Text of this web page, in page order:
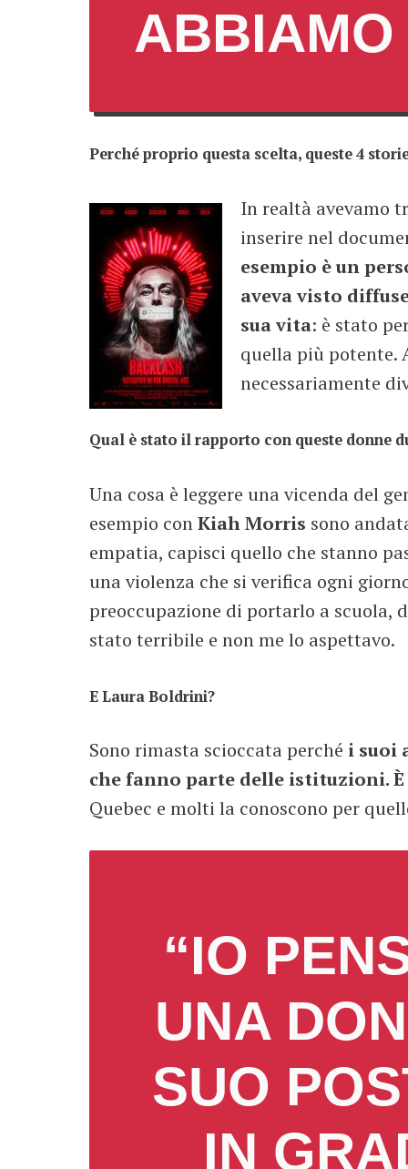
ABBIAMO
Perché proprio questa scelta, queste 4
In realtà avevamo
inserire nel
esempio è un
aveva visto
sua vita: è stato
quella più potente.
necessariamente
Qual è stato il rapporto con queste donne
Una cosa è leggere una vicenda del
esempio conKiah Morris sono
empatia, capisci quello che stanno
una violenza che si verifica ogni
preoccupazione di portarlo a scuola,
stato terribile e non me lo aspettavo.
E Laura Boldrini?
Sono rimasta scioccata perché i suoi
che fanno parte delle istituzioni. È
Quebec e molti la conoscono per
“IO
UNA
SUO
IN